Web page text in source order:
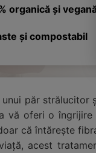
organică și
și compostabil
păr strălucitor
vă oferi o îngrijire
că întărește
acest